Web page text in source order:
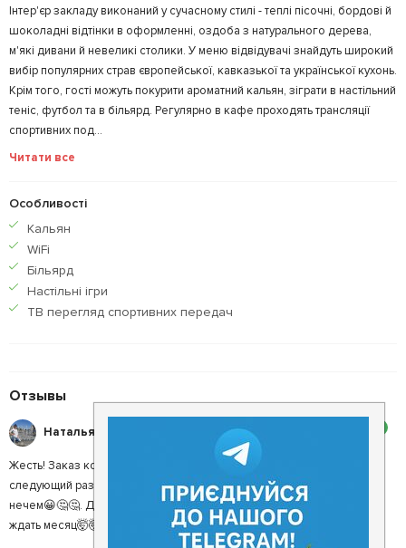
Інтер'єр закладу виконаний у сучасному стилі - теплі пісочні, бордові й
шоколадні відтінки в оформленні, оздоба з натурального дерева,
м'які дивани й невеликі столики. У меню відвідувачі знайдуть широкий
вибір популярних страв європейської, кавказької та української кухонь.
Крім того, гості можуть покурити ароматний кальян, зіграти в настільний
теніс, футбол та в більярд. Регулярно в кафе проходять трансляції
спортивних под...
Читати все
Особливості
Кальян
WiFi
Більярд
Настільні ігри
ТВ перегляд спортивних передач
Отзывы
Наталья В.
Жесть! Заказ кофе ждала (ради интереса уже) 1 час 40 минут. В
следующий раз заказ бокал вина 30 минут, повторить бокал было
нечем😀🤔🤔. Даже не знаю, стоит ли заказать еду, так как придется
ждать месяц🤯🤯🤯🤯